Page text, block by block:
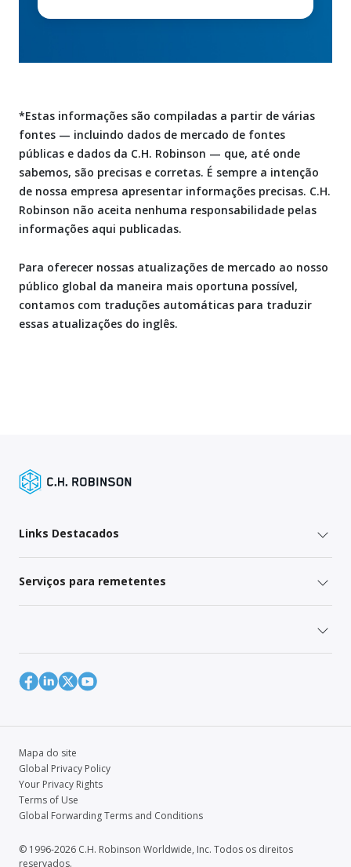
*Estas informações são compiladas a partir de várias
fontes — incluindo dados de mercado de fontes
públicas e dados da C.H. Robinson — que, até onde
sabemos, são precisas e corretas. É sempre a intenção
de nossa empresa apresentar informações precisas. C.H.
Robinson não aceita nenhuma responsabilidade pelas
informações aqui publicadas.
Para oferecer nossas atualizações de mercado ao nosso
público global da maneira mais oportuna possível,
contamos com traduções automáticas para traduzir
essas atualizações do inglês.
Links Destacados
Serviços para remetentes
Mapa do site
Global Privacy Policy
Your Privacy Rights
Terms of Use
Global Forwarding Terms and Conditions
© 1996-2026 C.H. Robinson Worldwide, Inc. Todos os direitos
reservados.